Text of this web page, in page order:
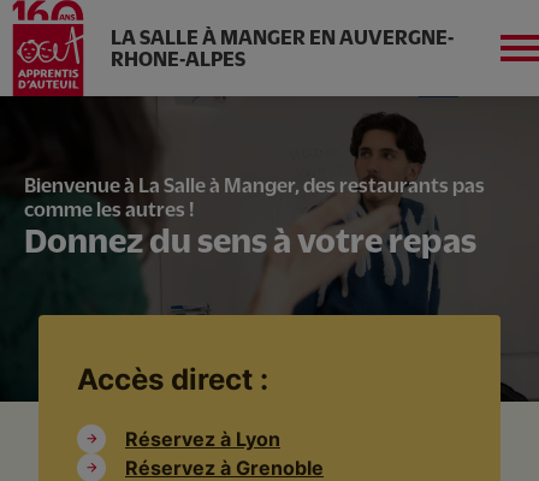
LA SALLE À MANGER EN AUVERGNE-
RHONE-ALPES
Qui sommes-nous ?
Réservez à Grenoble
Réservez à Lyon
Bienvenue à La Salle à Manger, des restaurants pas
comme les autres !
Donnez du sens à votre repas
Accès direct :
Réservez à Lyon
Réservez à Grenoble